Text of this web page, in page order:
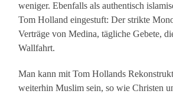
weniger. Ebenfalls als authentisch
Tom Holland eingestuft: Der strikte
Verträge von Medina, tägliche Gebete,
Wallfahrt.
Man kann mit Tom Hollands
weiterhin Muslim sein, so wie Christen